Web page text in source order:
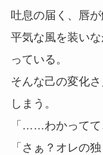
吐息の届く、唇が
平気な風を装い
っている。
そんな己の変化
しまう。
「……わかってて
「さぁ？オレの